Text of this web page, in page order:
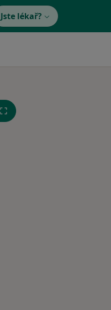
Jste lékař?
Pá